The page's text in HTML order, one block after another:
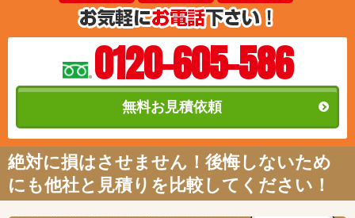
0120-605-586
無料お見積依頼
絶対に損はさせません！後悔しないため
にも他社と見積りを比較してください！